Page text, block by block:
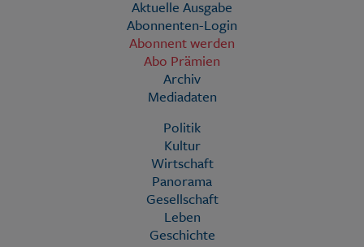
Aktuelle Ausgabe
Abonnenten-Login
Abonnent werden
Abo Prämien
Archiv
Mediadaten
Politik
Kultur
Wirtschaft
Panorama
Gesellschaft
Leben
Geschichte